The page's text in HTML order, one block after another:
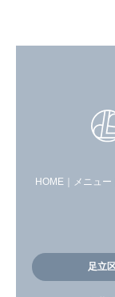
HOME メニュー
足立